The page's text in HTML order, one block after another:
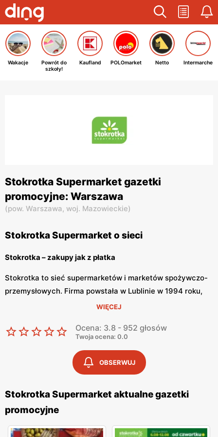
Wakacje
Powrót do
szkoły!
Kaufland POLOmarket Netto Intermarche
Stokrotka Supermarket gazetki
promocyjne: Warszawa
(pow. Warszawa, woj. Mazowieckie)
Stokrotka Supermarket o sieci
Stokrotka – zakupy jak z płatka
Stokrotka to sieć supermarketów i marketów spożywczo-
przemysłowych. Firma powstała w Lublinie w 1994 roku,
lecz dopiero od 2000 roku znamy ją pod obecną nazwą.
dzięki czemu możemy cieszyć się ponad 500 sklepami na
Stokrotka – tanie zakupy
Stokrotka dopasowuje ofertę do potrzeb swoich klientów,
dzięki czemu zakupy stają się łatwe i przyjemne. W
placówkach znajdziemy nie tylko szeroką gamę produktów
WIĘCEJ
Ocena: 3.8 - 952 głosów
Twoja ocena: 0.0
OBSERWUJ
Stokrotka Supermarket aktualne gazetki
promocyjne